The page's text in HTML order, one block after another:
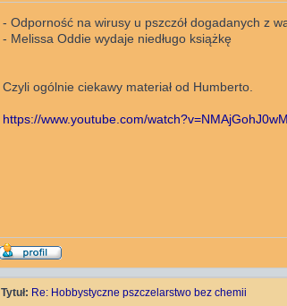
- Odporność na wirusy u pszczół dogadanych z
- Melissa Oddie wydaje niedługo książkę
Czyli ogólnie ciekawy materiał od Humberto.
https://www.youtube.com/watch?v=NMAjGohJ0wM
Tytuł: Re: Hobbystyczne pszczelarstwo bez chemii